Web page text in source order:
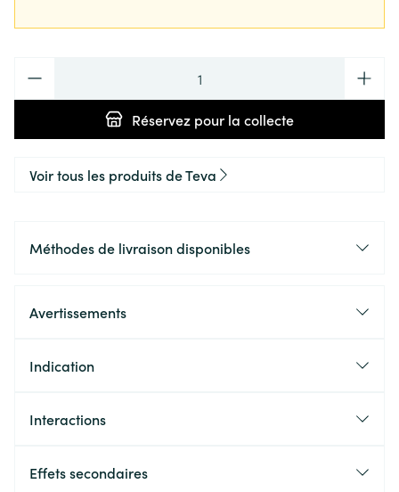
Réservez pour la collecte
Voir tous les produits de Teva
Méthodes de livraison disponibles
Avertissements
Indication
Interactions
Effets secondaires